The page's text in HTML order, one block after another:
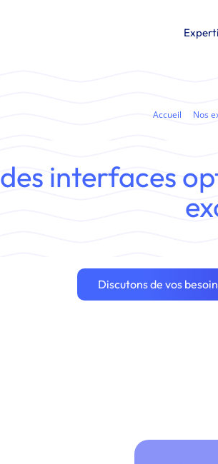
Accueil Nos
interfaces
Discutons de vos